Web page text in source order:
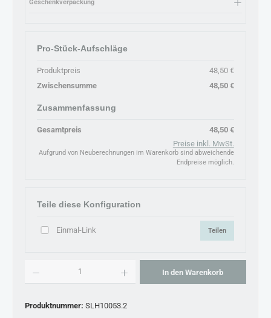
Geschenkverpackung
Pro-Stück-Aufschläge
Produktpreis
48,50 €
Zwischensumme
48,50 €
Zusammenfassung
Gesamtpreis
48,50 €
Preise inkl. MwSt.
Aufgrund von Neuberechnungen im Warenkorb sind abweichende
Endpreise möglich.
Teile diese Konfiguration
Einmal-Link Teilen
In den Warenkorb
Produktnummer: SLH10053.2